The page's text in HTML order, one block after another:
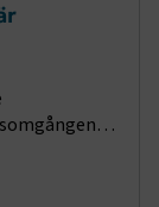
cirka 1200
40 000 nya